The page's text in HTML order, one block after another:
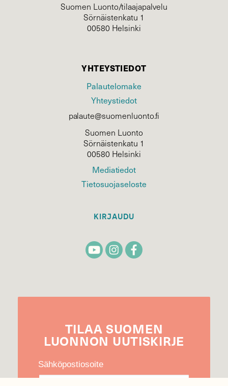
Suomen Luonto/tilaajapalvelu
Sörnäistenkatu 1
00580 Helsinki
YHTEYSTIEDOT
Palautelomake
Yhteystiedot
palaute@suomenluonto.fi
Suomen Luonto
Sörnäistenkatu 1
00580 Helsinki
Mediatiedot
Tietosuojaseloste
KIRJAUDU
TILAA SUOMEN
LUONNON UUTIS­KIRJE
Sähköpostiosoite